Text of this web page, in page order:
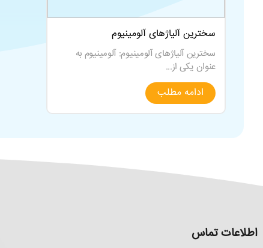
سخترین آلیاژهای آلومینیوم
سخترین آلیاژهای آلومینیوم: آلومینیوم به
عنوان یکی از...
ادامه مطلب
اطلاعات تماس